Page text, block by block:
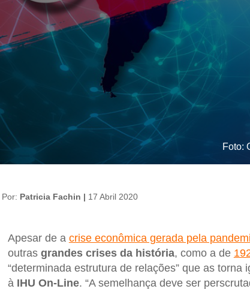
Foto:
Por: Patricia Fachin | 17 Abril 2020
Apesar de a crise econômica gerada pela
outras grandes crises da história, como a de
“determinada estrutura de relações” que as torna
à IHU On-Line. “A semelhança deve ser